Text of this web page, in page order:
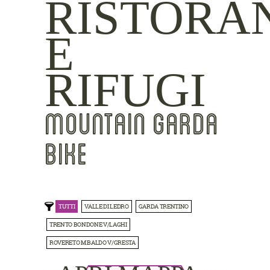
E
RIFUGI
MOUNTAIN GARDA
BIKE
TUTTI VALLE DI LEDRO GARDA TRENTINO
TRENTO BONDONE V/LAGHI
ROVERETO M.BALDO V/GRESTA